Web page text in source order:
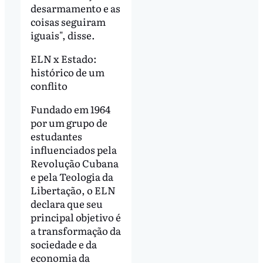
desarmamento e as
coisas seguiram
iguais", disse.
ELN x Estado:
histórico de um
conflito
Fundado em 1964
por um grupo de
estudantes
influenciados pela
Revolução Cubana
e pela Teologia da
Libertação, o ELN
declara que seu
principal objetivo é
a transformação da
sociedade e da
economia da